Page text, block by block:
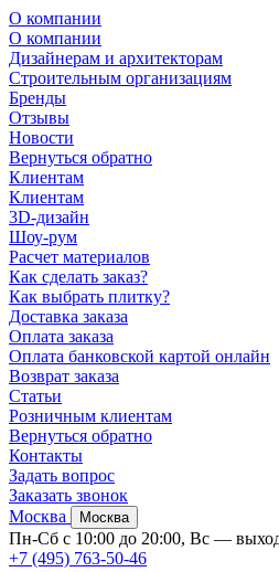
О компании
О компании
Дизайнерам и архитекторам
Строительным организациям
Бренды
Отзывы
Новости
Вернуться обратно
Клиентам
Клиентам
3D-дизайн
Шоу-рум
Расчет материалов
Как сделать заказ?
Как выбрать плитку?
Доставка заказа
Оплата заказа
Оплата банковской картой онлайн
Возврат заказа
Статьи
Розничным клиентам
Вернуться обратно
Контакты
Задать вопрос
Заказать звонок
Москва
Москва
Пн-Сб с 10:00 до 20:00, Вс —
+7 (495) 763-50-46